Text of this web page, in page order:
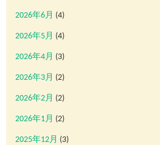
2026年6月 (4)
2026年5月 (4)
2026年4月 (3)
2026年3月 (2)
2026年2月 (2)
2026年1月 (2)
2025年12月 (3)